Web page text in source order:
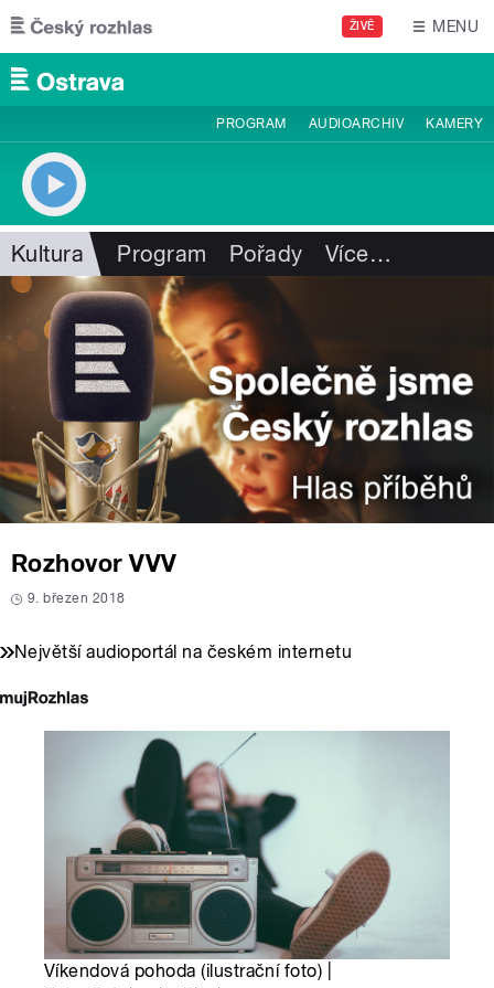
Přejít k hlavnímu obsahu
ŽIVĚ MENU
PROGRAM AUDIOARCHIV KAMERY
Kultura Program Pořady Více…
Rozhovor VVV
9. březen 2018
Největší audioportál na českém internetu
Víkendová pohoda (ilustrační foto) |